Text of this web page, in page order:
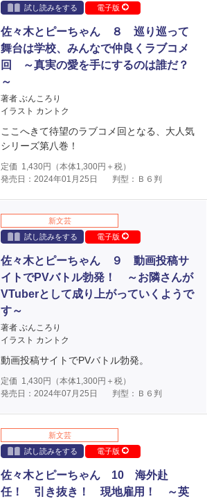
試し読みをする
電子版
佐々木とピーちゃん ８ 巡り巡って
舞台は学校、みんなで仲良くラブコメ
回 ～真実の愛を手にするのは誰だ？
～
著者 ぶんころり
イラスト カントク
ここへきて待望のラブコメ回となる、大人気
シリーズ第八巻！
定価 1,430円（本体1,300円＋税）
発売日：2024年01月25日
判型：Ｂ６判
新文芸
試し読みをする
電子版
佐々木とピーちゃん ９ 動画投稿サ
イトでPVバトル勃発！ ～お隣さんが
VTuberとして成り上がっていくようで
す～
著者 ぶんころり
イラスト カントク
動画投稿サイトでPVバトル勃発。
定価 1,430円（本体1,300円＋税）
発売日：2024年07月25日
判型：Ｂ６判
新文芸
試し読みをする
電子版
佐々木とピーちゃん 10 海外赴
任！ 引き抜き！ 現地雇用！ ～英